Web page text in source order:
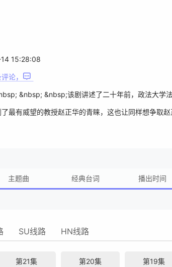
15:28:08
论，
&nbsp; &nbsp;该剧讲述了二十年前，政法大学
最有威望的教授赵正华的青睐，这也让同样想争取
的家人因女儿的污点而不听其解释。心灰意冷的李洁
地回到了家，二十年前自己的经历在最爱的女儿身上
主题曲 经典台词 播出时间
SU线路 HN线路
第21集 第20集 第19集